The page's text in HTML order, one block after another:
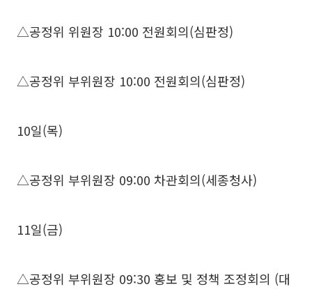
△공정위 위원장 10:00 전원회의(심판정)
△공정위 부위원장 10:00 전원회의(심판정)
10일(목)
△공정위 부위원장 09:00 차관회의(세종청사)
11일(금)
△공정위 부위원장 09:30 홍보 및 정책 조정회의 (대